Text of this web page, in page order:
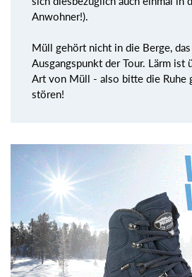
Anwohner!).
Müll gehört nicht in die Berge,
Ausgangspunkt der Tour. Lärm ist
Art von Müll - also bitte die Ruhe
stören!